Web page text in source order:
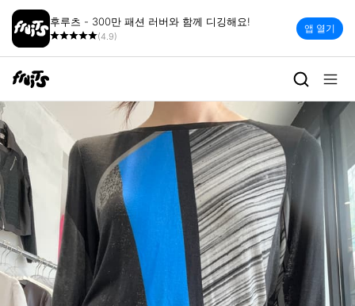
후루츠 - 300만 패션 러버와 함께 디깅해요!
(4.9)
앱 열기